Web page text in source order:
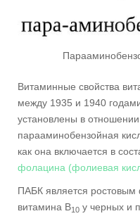
Витаминные свойства
между 1935 и 1940
установлены в
парааминобензойная
как она включается в
фолацина (фолиевая
ПАБК является
витамина В10 у черных и